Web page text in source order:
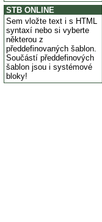
STB ONLINE
Sem vložte text i s HTML
syntaxí nebo si vyberte
některou z
předdefinovaných šablon.
Součástí předdefinových
šablon jsou i systémové
bloky!